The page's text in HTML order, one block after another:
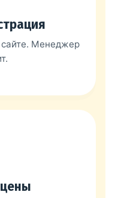
сайте. Менеджер